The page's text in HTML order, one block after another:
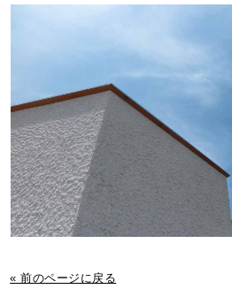
« 前のページに戻る